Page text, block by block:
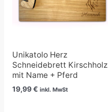
Unikatolo Herz
Schneidebrett Kirschholz
mit Name + Pferd
19,99€ inkl. MwSt